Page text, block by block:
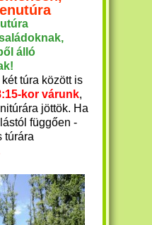
álló
túra között is
kor várunk,
jöttök. Ha
függően -
túrára